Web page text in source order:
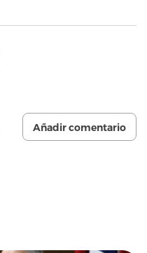
Añadir comentario